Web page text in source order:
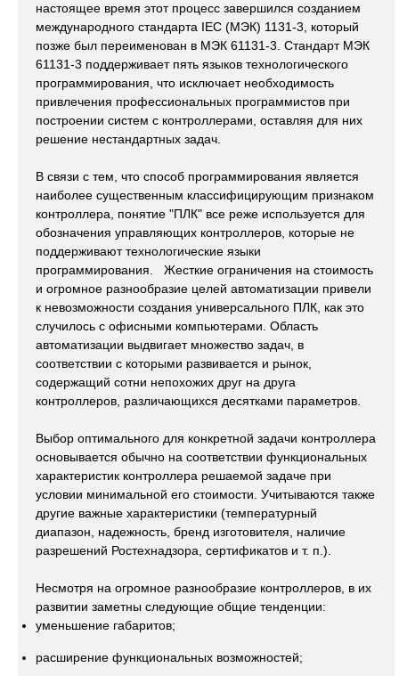
настоящее время этот процесс завершился созданием
международного стандарта IEC (МЭК) 1131-3, который
позже был переименован в МЭК 61131-3. Стандарт МЭК
61131-3 поддерживает пять языков технологического
программирования, что исключает необходимость
привлечения профессиональных программистов при
построении систем с контроллерами, оставляя для них
решение нестандартных задач.
В связи с тем, что способ программирования является
наиболее существенным классифицирующим признаком
контроллера, понятие "ПЛК" все реже используется для
обозначения управляющих контроллеров, которые не
поддерживают технологические языки
программирования. Жесткие ограничения на стоимость
и огромное разнообразие целей автоматизации привели
к невозможности создания универсального ПЛК, как это
случилось с офисными компьютерами. Область
автоматизации выдвигает множество задач, в
соответствии с которыми развивается и рынок,
содержащий сотни непохожих друг на друга
контроллеров, различающихся десятками параметров.
Выбор оптимального для конкретной задачи контроллера
основывается обычно на соответствии функциональных
характеристик контроллера решаемой задаче при
условии минимальной его стоимости. Учитываются также
другие важные характеристики (температурный
диапазон, надежность, бренд изготовителя, наличие
разрешений Ростехнадзора, сертификатов и т. п.).
Несмотря на огромное разнообразие контроллеров, в их
развитии заметны следующие общие тенденции:
уменьшение габаритов;
расширение функциональных возможностей;